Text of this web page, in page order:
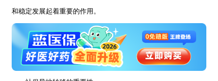
和稳定发展起着重要的作用。